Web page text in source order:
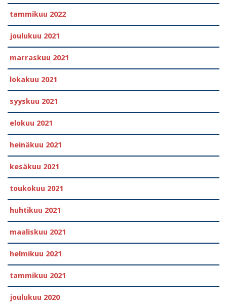
tammikuu 2022
joulukuu 2021
marraskuu 2021
lokakuu 2021
syyskuu 2021
elokuu 2021
heinäkuu 2021
kesäkuu 2021
toukokuu 2021
huhtikuu 2021
maaliskuu 2021
helmikuu 2021
tammikuu 2021
joulukuu 2020